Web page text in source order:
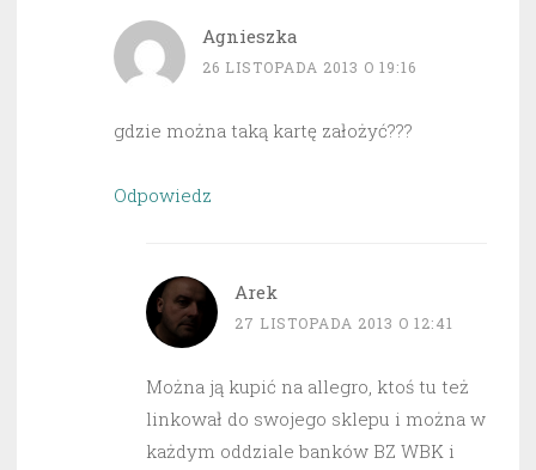
Agnieszka
26 LISTOPADA 2013 O 19:16
gdzie można taką kartę założyć???
Odpowiedz
Arek
27 LISTOPADA 2013 O 12:41
Można ją kupić na allegro, ktoś tu też
linkował do swojego sklepu i można w
każdym oddziale banków BZ WBK i